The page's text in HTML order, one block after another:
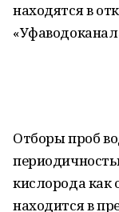
находятся в
Отборы проб
кислорода как
находится в